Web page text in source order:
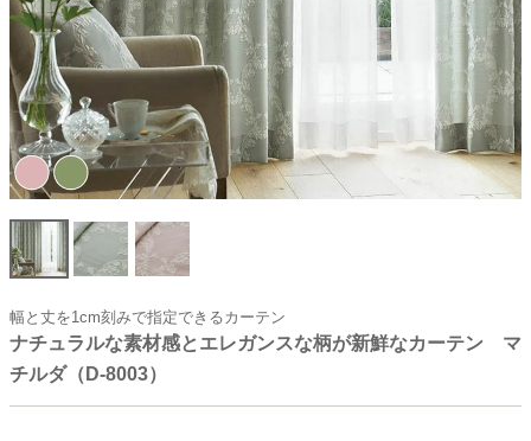
幅と丈を1cm刻みで指定できるカーテン
ナチュラルな素材感とエレガンスな柄が新鮮なカーテン マ
チルダ（D-8003）